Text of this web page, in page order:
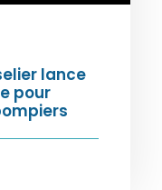
lance
pour